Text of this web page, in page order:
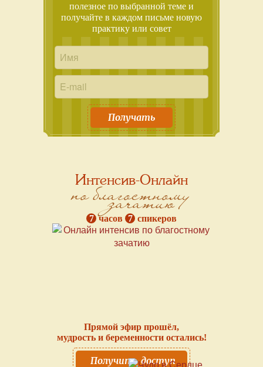
полезное по выбранной теме и
получайте в каждом письме новую
практику или совет
Получать
Интенсив-Онлайн
по благостному
зачатию
7 часов 7 спикеров
Прямой эфир прошёл,
мудрость и беременности остались!
Получить доступ